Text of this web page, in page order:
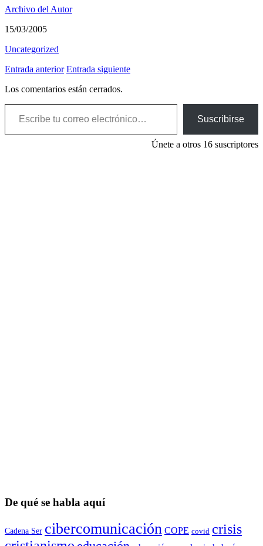
Archivo del Autor
15/03/2005
Uncategorized
Entrada anterior Entrada siguiente
Los comentarios están cerrados.
Escribe tu correo electrónico…
Suscribirse
Únete a otros 16 suscriptores
De qué se habla aquí
Cadena Ser cibercomunicación COPE covid crisis